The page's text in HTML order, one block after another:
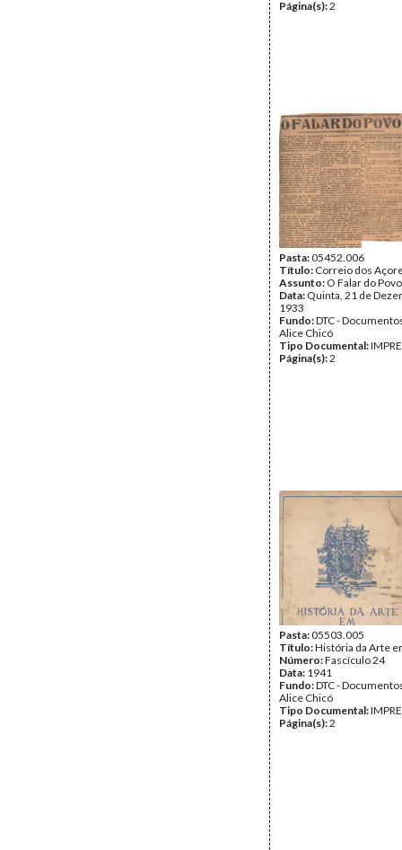
Página(s):2
Pasta:05452.006
Título: Correio dos
Assunto: O Falar do Povo
Data: Quinta, 21 de
1933
Fundo:DTC -
Alice Chicó
Tipo Documental:
Página(s):2
Pasta:05503.005
Título:História da Arte
Número:Fascículo 24
Data: 1941
Fundo:DTC -
Alice Chicó
Tipo Documental:
Página(s):2